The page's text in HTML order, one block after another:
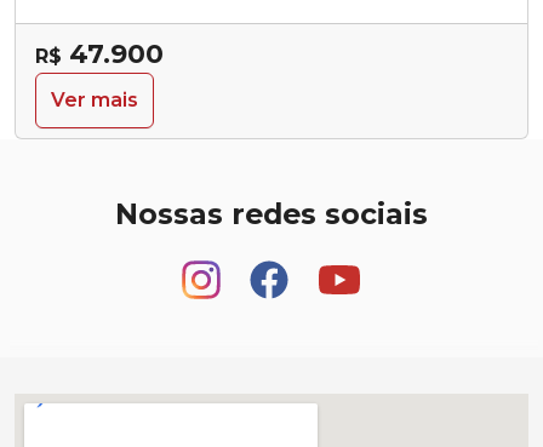
R$ 47.900
Ver mais
Nossas redes sociais